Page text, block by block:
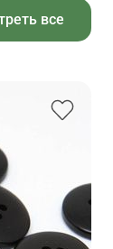
все